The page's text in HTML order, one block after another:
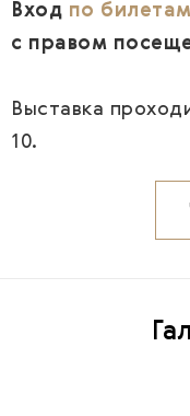
Вход по билетам
с правом
Выставка
10.